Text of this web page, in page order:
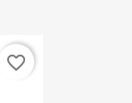
favorite_border